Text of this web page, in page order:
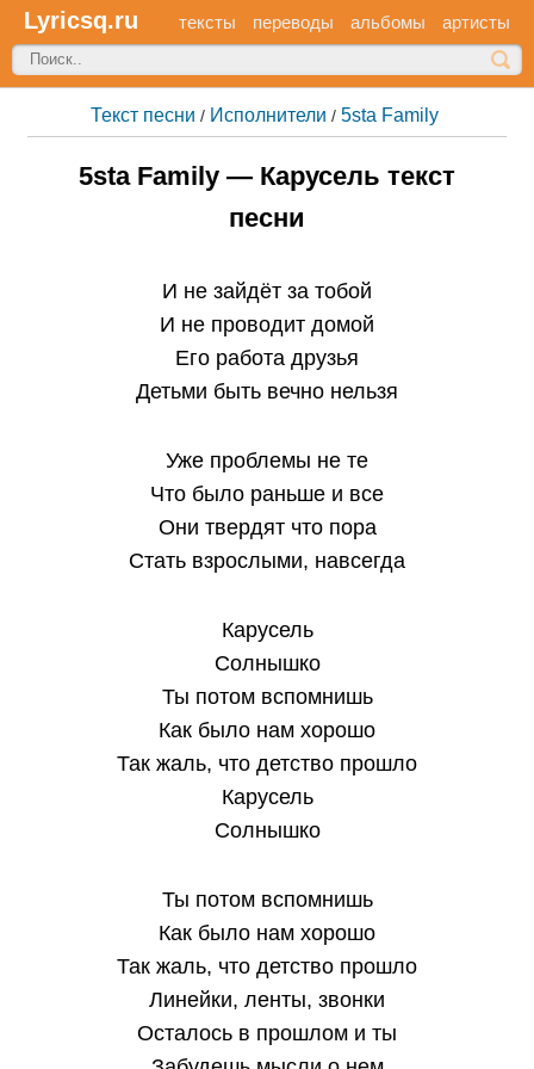
Lyricsq.ru тексты переводы альбомы артисты
Текст песни / Исполнители / 5sta Family
5sta Family — Карусель текст
песни
И не зайдёт за тобой
И не проводит домой
Его работа друзья
Детьми быть вечно нельзя
Уже проблемы не те
Что было раньше и все
Они твердят что пора
Стать взрослыми, навсегда
Карусель
Солнышко
Ты потом вспомнишь
Как было нам хорошо
Так жаль, что детство прошло
Карусель
Солнышко
Ты потом вспомнишь
Как было нам хорошо
Так жаль, что детство прошло
Линейки, ленты, звонки
Осталось в прошлом и ты